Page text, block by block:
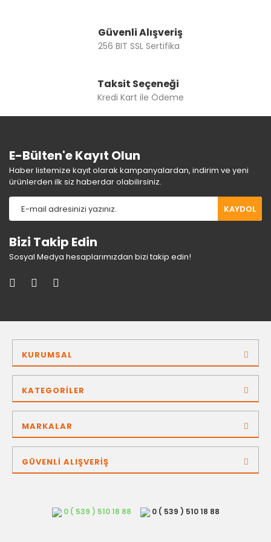
Güvenli Alışveriş
256 BIT SSL Sertifika
Taksit Seçeneği
Kredi Kart ile Ödeme
E-Bülten'e Kayıt Olun
Haber listemize kayıt olarak kampanyalardan, indirim ve yeni
ürünlerden ilk siz haberdar olabilirsiniz.
KAYDOL
Bizi Takip Edin
Sosyal Medya hesaplarımızdan bizi takip edin!
KURUMSAL
KATEGORİLER
MARKALAR
GÜVENLİ ALIŞVERİŞ
0 ( 539 ) 510 18 88 0 ( 539 ) 510 18 88